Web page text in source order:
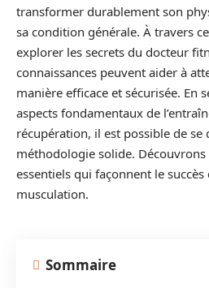
transformer durablement son
sa condition générale. À travers
explorer les secrets du docteur
connaissances peuvent aider à
manière efficace et sécurisée. En
aspects fondamentaux de
récupération, il est possible de se
méthodologie solide.
essentiels qui façonnent le
musculation.
Sommaire